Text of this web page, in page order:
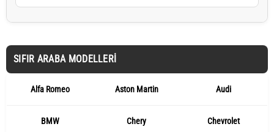
SIFIR ARABA MODELLERI
Alfa Romeo Aston Martin Audi
BMW Chery Chevrolet